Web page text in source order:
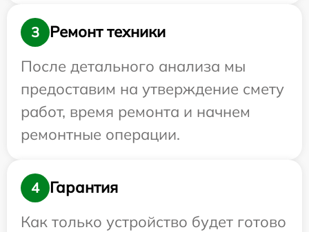
3
Ремонт техники
После детального анализа мы
предоставим на утверждение смету
работ, время ремонта и начнем
ремонтные операции.
4
Гарантия
Как только устройство будет готово